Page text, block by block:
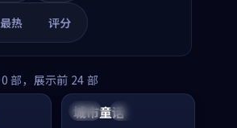
最热 评分
部，展示前 24 部
99:16
美国 院线
城市童话